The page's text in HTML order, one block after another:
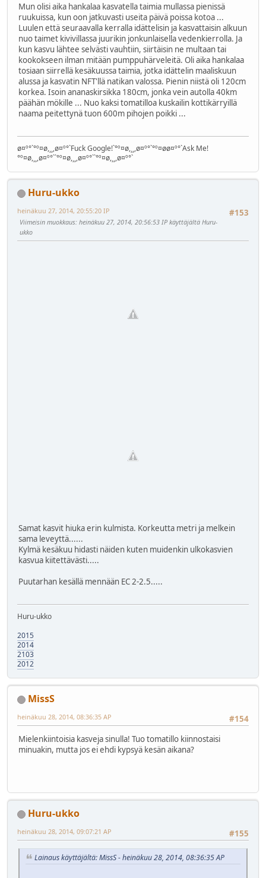
Mun olisi aika hankalaa kasvatella taimia mullassa pienissä
ruukuissa, kun oon jatkuvasti useita päivä poissa kotoa ...
Luulen että seuraavalla kerralla idättelisin ja kasvattaisin alkuun
nuo taimet kivivillassa juurikin jonkunlaisella vedenkierrolla. Ja
kun kasvu lähtee selvästi vauhtiin, siirtäisin ne multaan tai
kookokseen ilman mitään pumppuhärveleitä. Oli aika hankalaa
tosiaan siirrellä kesäkuussa taimia, jotka idättelin maaliskuun
alussa ja kasvatin NFT'llä natikan valossa. Pienin niistä oli 120cm
korkea. Isoin ananaskirsikka 180cm, jonka vein autolla 40km
päähän mökille ... Nuo kaksi tomatilloa kuskailin kottikärryillä
naama peitettynä tuon 600m pihojen poikki ...
ø¤º°`°º¤ø,¸¸,ø¤º°`Fuck Google!`°º¤ø,¸¸,ø¤º°`°º¤øø¤º°`Ask Me!
°º¤ø,¸¸,ø¤º°``°º¤ø,¸¸,ø¤º°``°º¤ø,¸¸,ø¤º°`
Huru-ukko
#153
heinäkuu 27, 2014, 20:55:20 IP
Viimeisin muokkaus: heinäkuu 27, 2014, 20:56:53 IP käyttäjältä Huru-
ukko
Samat kasvit hiuka erin kulmista. Korkeutta metri ja melkein
sama leveyttä......
Kylmä kesäkuu hidasti näiden kuten muidenkin ulkokasvien
kasvua kiitettävästi.....
Puutarhan kesällä mennään EC 2-2.5.....
Huru-ukko
2015
2014
2103
2012
MissS
#154
heinäkuu 28, 2014, 08:36:35 AP
Mielenkiintoisia kasveja sinulla! Tuo tomatillo kiinnostaisi
minuakin, mutta jos ei ehdi kypsyä kesän aikana?
Huru-ukko
#155
heinäkuu 28, 2014, 09:07:21 AP
Lainaus käyttäjältä: MissS - heinäkuu 28, 2014, 08:36:35 AP